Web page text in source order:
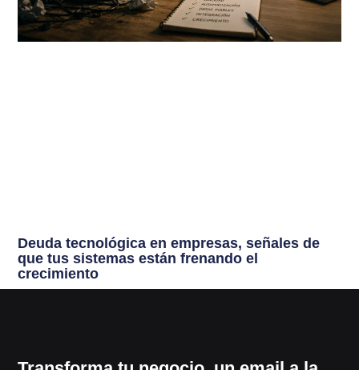
Deuda tecnológica en empresas, señales de
que tus sistemas están frenando el
crecimiento